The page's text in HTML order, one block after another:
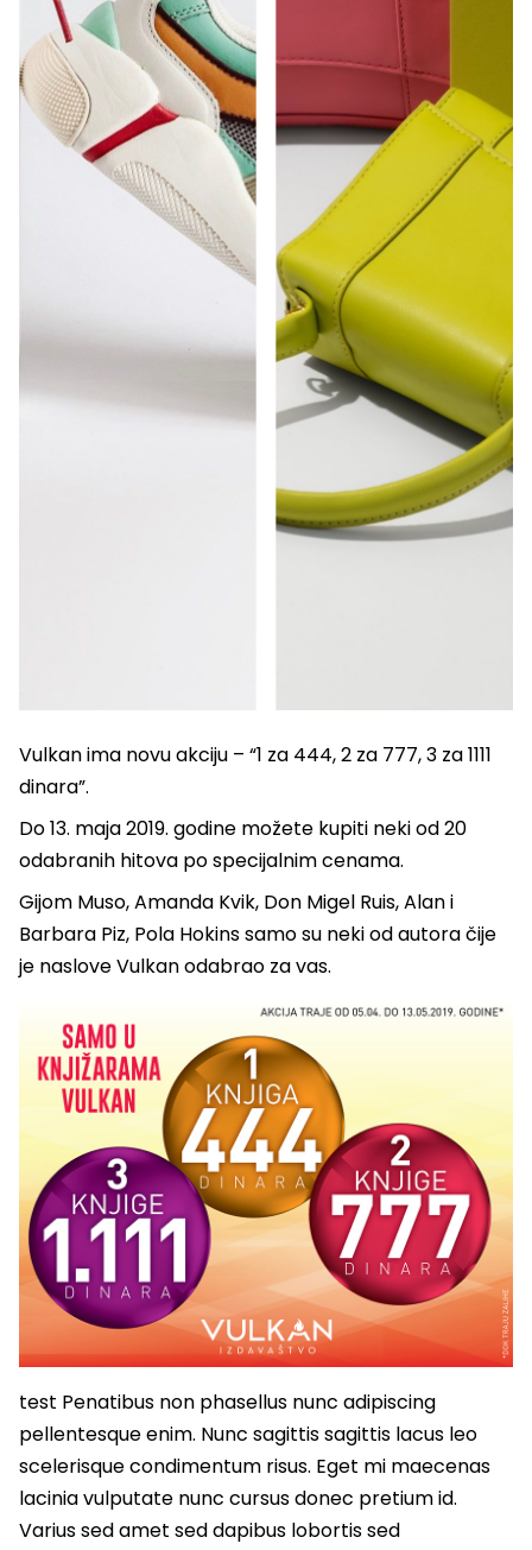
Vulkan ima novu akciju – “1 za 444, 2 za 777, 3 za 1111
dinara”.
Do 13. maja 2019. godine možete kupiti neki od 20
odabranih hitova po specijalnim cenama.
Gijom Muso, Amanda Kvik, Don Migel Ruis, Alan i
Barbara Piz, Pola Hokins samo su neki od autora čije
je naslove Vulkan odabrao za vas.
test Penatibus non phasellus nunc adipiscing
pellentesque enim. Nunc sagittis sagittis lacus leo
scelerisque condimentum risus. Eget mi maecenas
lacinia vulputate nunc cursus donec pretium id.
Varius sed amet sed dapibus lobortis sed